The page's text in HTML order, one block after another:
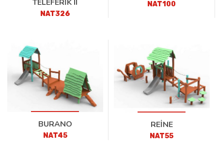
TELEFERİK II
NAT326
NAT100
BURANO
NAT45
REİNE
NAT55